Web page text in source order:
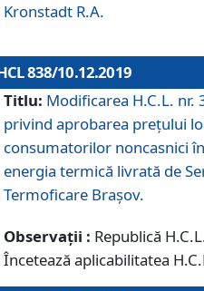
Kronstadt R.A.
838/10.12.2019
Titlu: Modificarea H.C.L.
privind aprobarea preţului
consumatorilor noncasnici
energia termică livrată de
Termoficare Braşov.
Observații : Republică
Încetează aplicabilitatea